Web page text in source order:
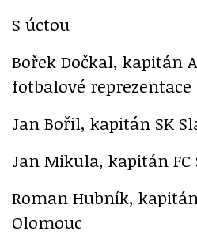
S úctou
Bořek Dočkal, kapitán
fotbalové reprezentace
Jan Bořil, kapitán SK
Jan Mikula, kapitán FC
Roman Hubník,
Olomouc